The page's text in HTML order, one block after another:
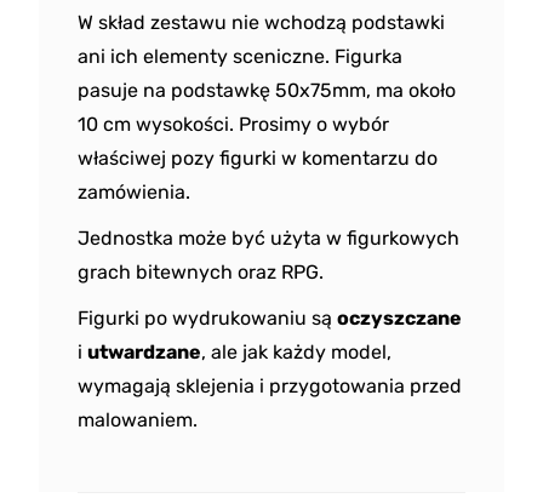
W skład zestawu nie wchodzą podstawki
ani ich elementy sceniczne. Figurka
pasuje na podstawkę 50x75mm, ma około
10 cm wysokości. Prosimy o wybór
właściwej pozy figurki w komentarzu do
zamówienia.
Jednostka może być użyta w figurkowych
grach bitewnych oraz RPG.
Figurki po wydrukowaniu są oczyszczane
i utwardzane, ale jak każdy model,
wymagają sklejenia i przygotowania przed
malowaniem.